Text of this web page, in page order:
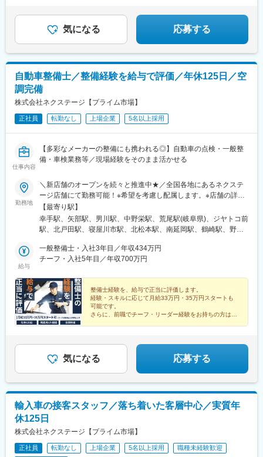
陽女学園前駅、牛田駅(広島県)、運動公園前駅(青森県)、江南駅(愛
知県)、竜王駅、香里園駅、高岡やぶなみ駅、円座駅、知寄町二丁
鴨宮駅、小平駅、中神駅、東松江駅(島根県)、六軒駅(三重県)、土
橋駅(愛媛県)、北松本駅、焼津駅、信濃国分寺駅、北上尾駅、寝屋
川市駅、東新潟駅、寺尾駅、新宮中央駅、新座駅、道場南口駅、
偕楽園駅、長泉なめり駅、上野毛駅、岩手飯岡駅、西尾駅、土山
駅、石岡駅、石巻あゆみ野駅、摂津駅、中野栄駅、八乙女駅、黒
松駅(宮城県)、新利府駅、船岡駅(宮城県)、泉中央駅、前橋大島
駅、福井駅(岡山県)、早島駅、淵野辺駅、草加駅、南草津駅、西小
泉駅、柏林台駅、荒尾駅(岐阜県)、鳴海駅、塚目駅、鶴崎駅、南大
分駅、千川駅、川中島駅、千里駅(三重県)、鶴岡駅、塩釜口駅、土
岐市駅、石浜駅、五箇荘駅、東静岡駅、土師ノ里駅、吉成駅、浦
陸多賀駅、笹原駅、竹下駅、七重浜駅、北八王子駅、八戸駅、折
尾駅、志村三丁目駅、美濃川合駅、彦根駅、西飾磨駅、高塚駅、
天竜川駅、積志駅、東新庄駅、ジヤトコ前駅、公津の杜駅、春江
駅、室見駅、神辺駅、東福山駅、伊達駅、東山公園駅(鳥取県)、置
賜駅、赤嶺駅、伊奈駅、越戸駅、防府駅、門司駅、柏陽駅、村崎
駅、紀伊駅、幸駅、杁ケ池公園駅、藤代駅、羽犬塚駅、西新井大
師西駅、武蔵関駅、妙国寺前駅、京成幕張駅、南茨木駅(阪急線)、
駅、赤迫駅、長沼駅(静岡県)、志村坂上駅、はなみずき通駅、知寄
町一丁目駅
気になる 応募する
自動車整備士／整備経験を給与で評価／年休125日／空
調完備
株式会社ネクステージ【プライム市場】
正社員 転勤なし 上場企業 5名以上採用
仕事内容
【多彩なメーカーの整備にも携われる◎】自動車の点検・一般整
備・車検業務等／現場経験をそのまま活かせる
勤務地
＼新店舗のオープンを続々と推進中★／全国各地にあるネクステ
ージ店舗にて勤務可能！※希望を考慮し配属します。※店舗の詳細
については下記＜勤務地一覧＞をご確認ください。＜ 働き方の
選択が可能です！ ＞ネクステージでは3つの働き方があります。
1、全国転勤ありの『グローバル型』2、近隣エリア内の『中域
りますが、ご自身のライフスタイルや理想のキャリアに合わせ
て、働き方をご選択いただけます！★自動車通勤OK（一部除く）
県東茨城郡茨城町長岡矢頭3530SUV LAND名古屋／愛知県名古屋
市緑区大高町丸の内36番1
【最寄り駅】
幸手駅、矢部駅、男川駅、中野栄駅、荒尾駅(岐阜県)、ジヤトコ前
駅、北戸田駅、寝屋川市駅、北松本駅、南延岡駅、鶴崎駅、野々
駅(名古屋市営)、美合駅、朝菜町駅、小池駅、西小泉駅、日進駅
(愛知県)、置賜駅、石浜駅、岡本駅(栃木県)、矢場町駅、竜王駅、
(山口県)、南町田グランベリーパーク駅、岐南駅、新浜松駅、東新
潟駅、長泉なめり駅、港南台駅、船岡駅(宮城県)、塚目駅、東陽町
駅、新金岡駅、喜多山駅(愛知県)、東静岡駅、幕張駅、牛山駅、南
草津駅、西那須野駅、湘南深沢駅、道ノ尾駅、南大高駅、土橋駅
(愛媛県)、鼓ケ浦駅、神領駅、森林公園駅(北海道)、西飾磨駅、土
ししぶ駅、センター南駅、泉中央駅、佐賀駅、千川駅、南郷１８
丁目駅、下松駅(大阪府)、水城駅、高塚駅、南大分駅、倉見駅、折
(青森県)、知寄町二丁目駅、岩手飯岡駅、入谷駅(神奈川県)、小古
曽駅、研究学園駅、摂津駅、神明町駅、塩釜口駅、漆山駅(山形
県)、柏駅、川中島駅、八戸駅、門司駅、三河鹿島駅、北岡崎駅、
荒子川公園駅、積志駅、箕面船場阪大前駅、竜田口駅、五箇荘
駅、土岐市駅、円座駅、伊奈駅、七重浜駅、紀伊駅、高岡やぶな
み駅、高蔵寺駅、柏たなか駅、美濃川合駅、習志野駅、西新町
給与
一般整備士・入社3年目／年収434万円
チーフ・入社5年目／年収700万円
整備士経験を、給与で正当に評価します。
経験・スキルに応じて月給33万円・35万円スタートも
可能です。
さらに、前職でチーフ・リーダー経験をお持ちの方は、
気になる 応募する
輸入車の接客スタッフ／落ち着いた客層中心／実質年
休125日
株式会社ネクステージ【プライム市場】
正社員 転勤なし 上場企業 5名以上採用
職種未経験歓迎